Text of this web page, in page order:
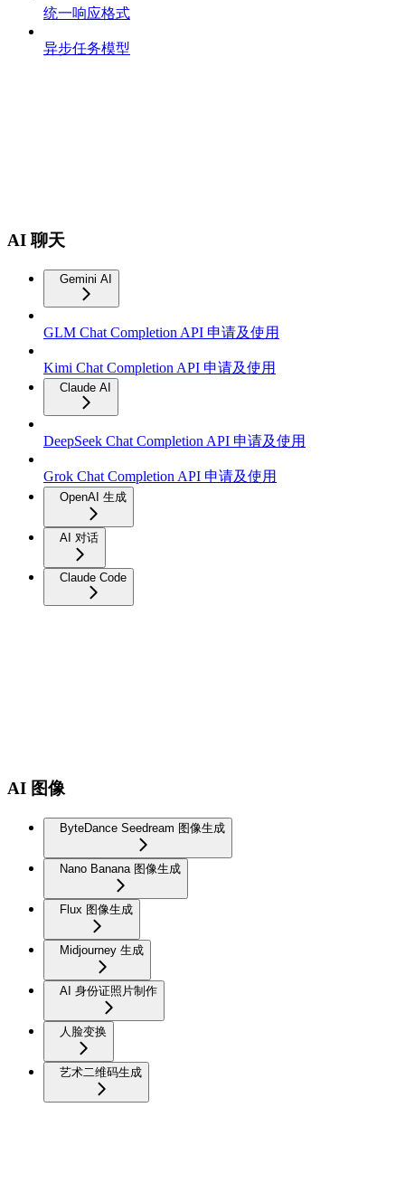
统一响应格式
异步任务模型
AI 聊天
Gemini AI
GLM Chat Completion API 申请及使用
Kimi Chat Completion API 申请及使用
Claude AI
DeepSeek Chat Completion API 申请及使用
Grok Chat Completion API 申请及使用
OpenAI 生成
AI 对话
Claude Code
AI 图像
ByteDance Seedream 图像生成
Nano Banana 图像生成
Flux 图像生成
Midjourney 生成
AI 身份证照片制作
人脸变换
艺术二维码生成